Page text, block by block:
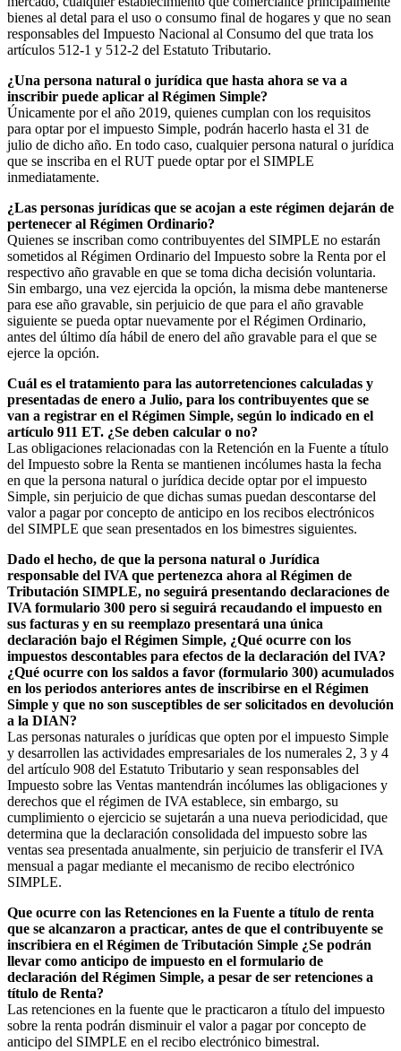
bienes al detal para el uso o consumo final de hogares y que no sean
responsables del Impuesto Nacional al Consumo del que trata los
artículos 512-1 y 512-2 del Estatuto Tributario.
¿Una persona natural o jurídica que hasta ahora se va a
inscribir puede aplicar al Régimen Simple?
Únicamente por el año 2019, quienes cumplan con los requisitos
para optar por el impuesto Simple, podrán hacerlo hasta el 31 de
julio de dicho año. En todo caso, cualquier persona natural o jurídica
que se inscriba en el RUT puede optar por el SIMPLE
inmediatamente.
¿Las personas jurídicas que se acojan a este régimen dejarán de
pertenecer al Régimen Ordinario?
Quienes se inscriban como contribuyentes del SIMPLE no estarán
sometidos al Régimen Ordinario del Impuesto sobre la Renta por el
respectivo año gravable en que se toma dicha decisión voluntaria.
Sin embargo, una vez ejercida la opción, la misma debe mantenerse
para ese año gravable, sin perjuicio de que para el año gravable
siguiente se pueda optar nuevamente por el Régimen Ordinario,
antes del último día hábil de enero del año gravable para el que se
ejerce la opción.
Cuál es el tratamiento para las autorretenciones calculadas y
presentadas de enero a Julio, para los contribuyentes que se
van a registrar en el Régimen Simple, según lo indicado en el
artículo 911 ET. ¿Se deben calcular o no?
Las obligaciones relacionadas con la Retención en la Fuente a título
del Impuesto sobre la Renta se mantienen incólumes hasta la fecha
en que la persona natural o jurídica decide optar por el impuesto
Simple, sin perjuicio de que dichas sumas puedan descontarse del
valor a pagar por concepto de anticipo en los recibos electrónicos
del SIMPLE que sean presentados en los bimestres siguientes.
Dado el hecho, de que la persona natural o Jurídica
responsable del IVA que pertenezca ahora al Régimen de
Tributación SIMPLE, no seguirá presentando declaraciones de
IVA formulario 300 pero si seguirá recaudando el impuesto en
sus facturas y en su reemplazo presentará una única
declaración bajo el Régimen Simple, ¿Qué ocurre con los
impuestos descontables para efectos de la declaración del IVA?
¿Qué ocurre con los saldos a favor (formulario 300) acumulados
en los periodos anteriores antes de inscribirse en el Régimen
Simple y que no son susceptibles de ser solicitados en devolución
a la DIAN?
Las personas naturales o jurídicas que opten por el impuesto Simple
y desarrollen las actividades empresariales de los numerales 2, 3 y 4
del artículo 908 del Estatuto Tributario y sean responsables del
Impuesto sobre las Ventas mantendrán incólumes las obligaciones y
derechos que el régimen de IVA establece, sin embargo, su
cumplimiento o ejercicio se sujetarán a una nueva periodicidad, que
determina que la declaración consolidada del impuesto sobre las
ventas sea presentada anualmente, sin perjuicio de transferir el IVA
mensual a pagar mediante el mecanismo de recibo electrónico
SIMPLE.
Que ocurre con las Retenciones en la Fuente a título de renta
que se alcanzaron a practicar, antes de que el contribuyente se
inscribiera en el Régimen de Tributación Simple ¿Se podrán
llevar como anticipo de impuesto en el formulario de
declaración del Régimen Simple, a pesar de ser retenciones a
título de Renta?
Las retenciones en la fuente que le practicaron a título del impuesto
sobre la renta podrán disminuir el valor a pagar por concepto de
anticipo del SIMPLE en el recibo electrónico bimestral.